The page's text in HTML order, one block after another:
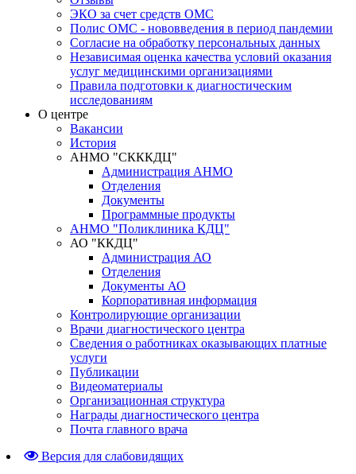
ЭКО за счет средств ОМС
Полис ОМС - нововведения в период пандемии
Согласие на обработку персональных данных
Независимая оценка качества условий оказания
услуг медицинскими организациями
Правила подготовки к диагностическим
исследованиям
О центре
Вакансии
История
АНМО "СКККДЦ"
Администрация АНМО
Отделения
Документы
Программные продукты
АНМО "Поликлиника КДЦ"
АО "ККДЦ"
Администрация АО
Отделения
Документы АО
Корпоративная информация
Контролирующие организации
Врачи диагностического центра
Сведения о работниках оказывающих платные
услуги
Публикации
Видеоматериалы
Организационная структура
Награды диагностического центра
Почта главного врача
Версия для слабовидящих